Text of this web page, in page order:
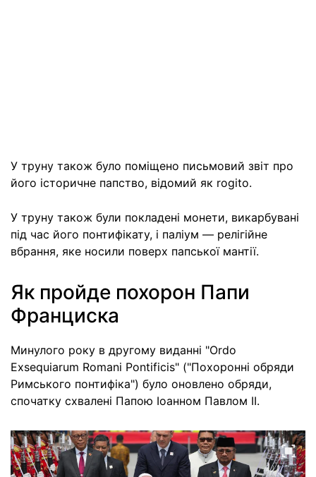
У труну також було поміщено письмовий звіт про
його історичне папство, відомий як rogito.
У труну також були покладені монети, викарбувані
під час його понтифікату, і паліум — релігійне
вбрання, яке носили поверх папської мантії.
Як пройде похорон Папи
Франциска
Минулого року в другому виданні "Ordo
Exsequiarum Romani Pontificis" ("Похоронні обряди
Римського понтифіка") було оновлено обряди,
спочатку схвалені Папою Іоанном Павлом II.